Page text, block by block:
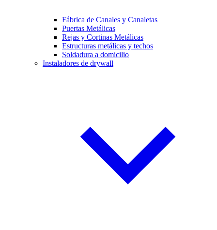
Fábrica de Canales y Canaletas
Puertas Metálicas
Rejas y Cortinas Metálicas
Estructuras metálicas y techos
Soldadura a domicilio
Instaladores de drywall